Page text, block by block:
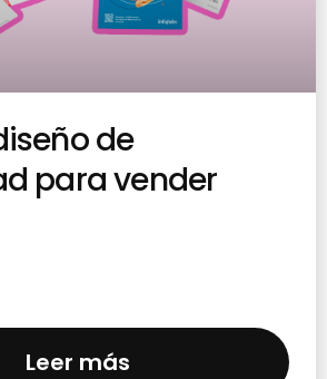
de
para vender
Leer más